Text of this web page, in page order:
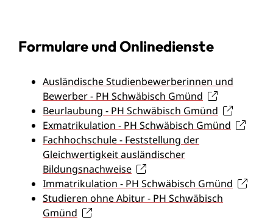
Formulare und Onlinedienste
Ausländische Studienbewerberinnen und
Bewerber - PH Schwäbisch Gmünd
Beurlaubung - PH Schwäbisch Gmünd
Exmatrikulation - PH Schwäbisch Gmünd
Fachhochschule - Feststellung der
Gleichwertigkeit ausländischer
Bildungsnachweise
Immatrikulation - PH Schwäbisch Gmünd
Studieren ohne Abitur - PH Schwäbisch
Gmünd